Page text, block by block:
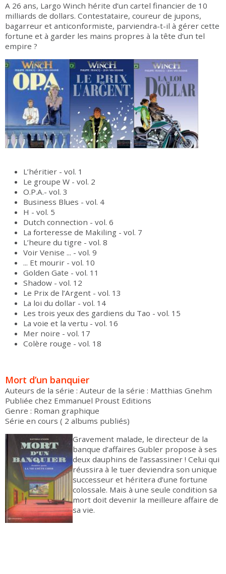
A 26 ans, Largo Winch hérite d’un cartel financier de 10
milliards de dollars. Contestataire, coureur de jupons,
bagarreur et anticonformiste, parviendra-t-il à gérer cette
fortune et à garder les mains propres à la tête d’un tel
empire ?
L’héritier - vol. 1
Le groupe W - vol. 2
O.P.A.- vol. 3
Business Blues - vol. 4
H - vol. 5
Dutch connection - vol. 6
La forteresse de Makiling - vol. 7
L’heure du tigre - vol. 8
Voir Venise ... - vol. 9
... Et mourir - vol. 10
Golden Gate - vol. 11
Shadow - vol. 12
Le Prix de l’Argent - vol. 13
La loi du dollar - vol. 14
Les trois yeux des gardiens du Tao - vol. 15
La voie et la vertu - vol. 16
Mer noire - vol. 17
Colère rouge - vol. 18
Mort d’un banquier
Auteurs de la série : Auteur de la série : Matthias Gnehm
Publiée chez Emmanuel Proust Editions
Genre : Roman graphique
Série en cours ( 2 albums publiés)
Gravement malade, le directeur de la
banque d’affaires Gubler propose à ses
deux dauphins de l’assassiner ! Celui qui
réussira à le tuer deviendra son unique
successeur et héritera d’une fortune
colossale. Mais à une seule condition sa
mort doit devenir la meilleure affaire de
sa vie.